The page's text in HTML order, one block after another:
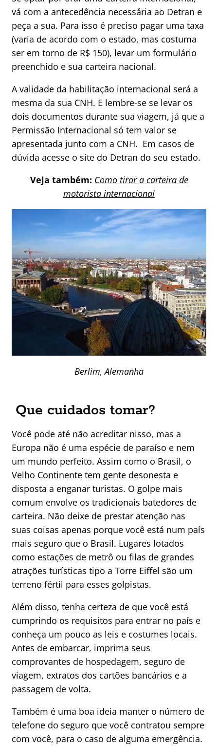
vá com a antecedência necessária ao Detran e
peça a sua. Para isso é preciso pagar uma taxa
(varia de acordo com o estado, mas costuma
ser em torno de R$ 150), levar um formulário
preenchido e sua carteira nacional.
A validade da habilitação internacional será a
mesma da sua CNH. E lembre-se se levar os
dois documentos durante sua viagem, já que a
Permissão Internacional só tem valor se
apresentada junto com a CNH. Em casos de
dúvida acesse o site do Detran do seu estado.
Veja também: Como tirar a carteira de
motorista internacional
Berlim, Alemanha
Que cuidados tomar?
Você pode até não acreditar nisso, mas a
Europa não é uma espécie de paraíso e nem
um mundo perfeito. Assim como o Brasil, o
Velho Continente tem gente desonesta e
disposta a enganar turistas. O golpe mais
comum envolve os tradicionais batedores de
carteira. Não deixe de prestar atenção nas
suas coisas apenas porque você está num país
mais seguro que o Brasil. Lugares lotados
como estações de metrô ou filas de grandes
atrações turísticas tipo a Torre Eiffel são um
terreno fértil para esses golpistas.
Além disso, tenha certeza de que você está
cumprindo os requisitos para entrar no país e
conheça um pouco as leis e costumes locais.
Antes de embarcar, imprima seus
comprovantes de hospedagem, seguro de
viagem, extratos dos cartões bancários e a
passagem de volta.
Também é uma boa ideia manter o número de
telefone do seguro que você contratou sempre
com você, para o caso de alguma emergência.